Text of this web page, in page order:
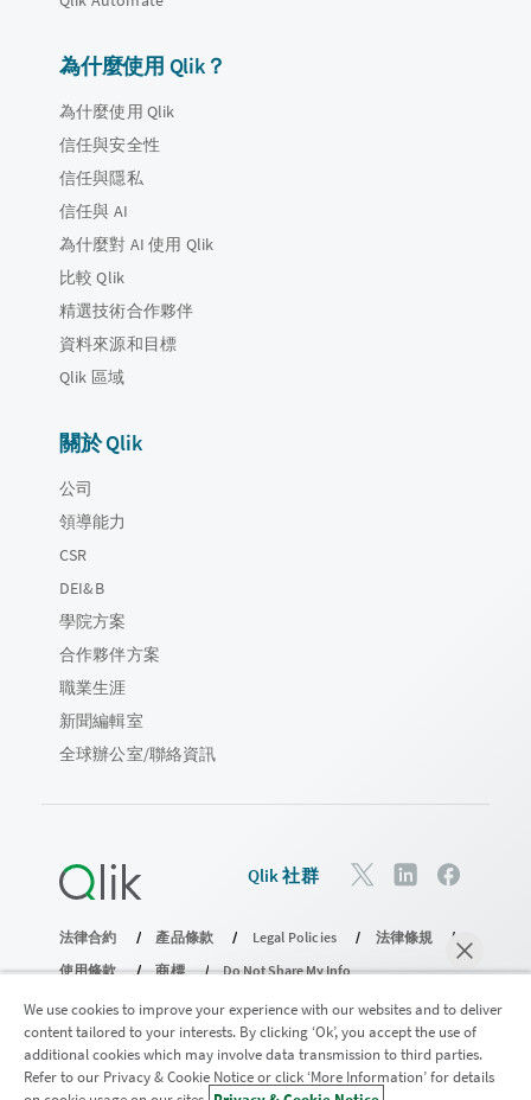
為什麼使用 Qlik？
為什麼使用 Qlik
信任與安全性
信任與隱私
信任與 AI
為什麼對 AI 使用 Qlik
比較 Qlik
精選技術合作夥伴
資料來源和目標
Qlik 區域
關於 Qlik
公司
領導能力
CSR
DEI&B
學院方案
合作夥伴方案
職業生涯
新聞編輯室
全球辦公室/聯絡資訊
Qlik 社群
法律合約 產品條款 Legal Policies
法律條規
使用條款
商標
Do Not Share My Info
© 1993-2026 QlikTech International AB。保留所有權利。
加入分析現代化計畫
We use cookies to improve your experience with our websites and to deliver
content tailored to your interests. By clicking ‘Ok’, you accept the use of
additional cookies which may involve data transmission to third parties.
Refer to our Privacy & Cookie Notice or click ‘More Information’ for details